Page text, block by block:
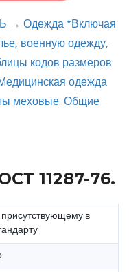
→ Одежда *Включая
военную одежду,
кодов размеров
одежда
меховые. Общие
11287-76.
присутствующему в